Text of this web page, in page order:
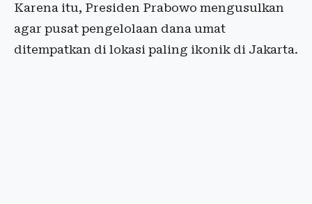
Karena itu, Presiden Prabowo mengusulkan
agar pusat pengelolaan dana umat
ditempatkan di lokasi paling ikonik di Jakarta.